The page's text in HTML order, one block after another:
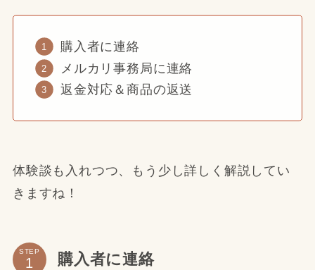
購入者に連絡
メルカリ事務局に連絡
返金対応＆商品の返送
体験談も入れつつ、もう少し詳しく解説してい
きますね！
STEP 購入者に連絡